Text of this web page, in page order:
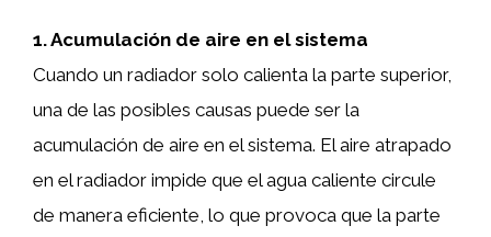
1. Acumulación de aire en el sistema
Cuando un radiador solo calienta la parte superior,
una de las posibles causas puede ser la
acumulación de aire en el sistema. El aire atrapado
en el radiador impide que el agua caliente circule
de manera eficiente, lo que provoca que la parte